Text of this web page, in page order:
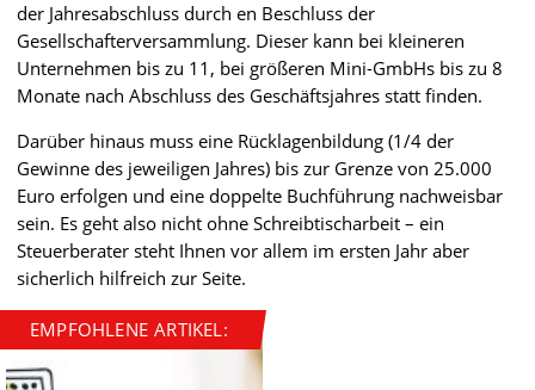
der Jahresabschluss durch en Beschluss der
Gesellschafterversammlung. Dieser kann bei kleineren
Unternehmen bis zu 11, bei größeren Mini-GmbHs bis zu 8
Monate nach Abschluss des Geschäftsjahres statt finden.
Darüber hinaus muss eine Rücklagenbildung (1/4 der
Gewinne des jeweiligen Jahres) bis zur Grenze von 25.000
Euro erfolgen und eine doppelte Buchführung nachweisbar
sein. Es geht also nicht ohne Schreibtischarbeit – ein
Steuerberater steht Ihnen vor allem im ersten Jahr aber
sicherlich hilfreich zur Seite.
EMPFOHLENE ARTIKEL: